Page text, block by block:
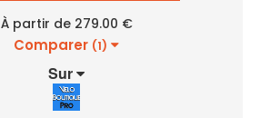
À partir de 279.00 €
Comparer (1)
Sur